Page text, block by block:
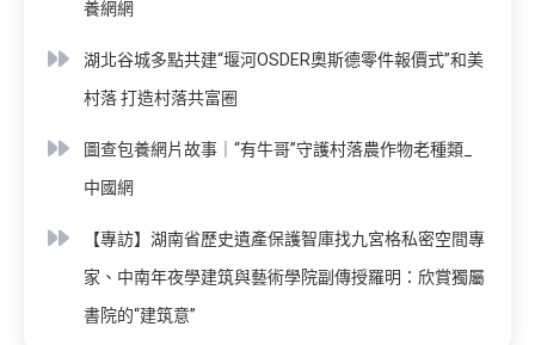
養網網
湖北谷城多點共建“堰河OSDER奧斯德零件報價式”和美
村落 打造村落共富圈
圖查包養網片故事｜“有牛哥”守護村落農作物老種類_
中國網
【專訪】湖南省歷史遺產保護智庫找九宮格私密空間專
家、中南年夜學建筑與藝術學院副傳授羅明：欣賞獨屬
書院的“建筑意”